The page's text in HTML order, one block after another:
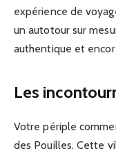
expérience de
un autotour sur
authentique et
Les
Votre périple
des Pouilles. Cette